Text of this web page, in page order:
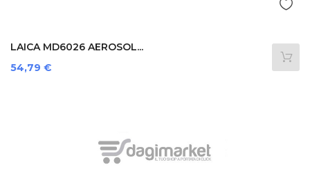
LAICA MD6026 AEROSOL...
Prezzo
54,79 €